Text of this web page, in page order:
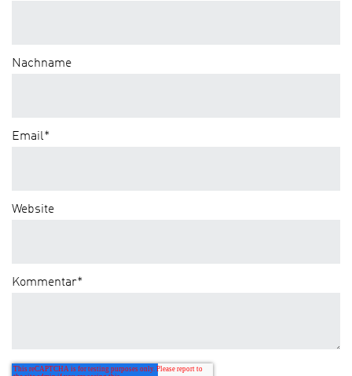
Nachname
Email*
Website
Kommentar*